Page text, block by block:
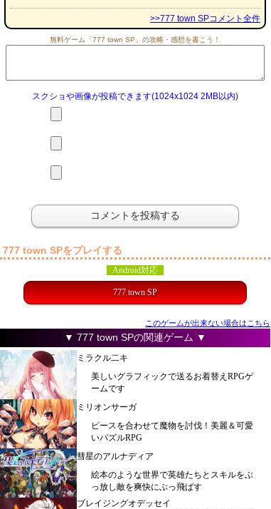
>>777 town SPコメント全件
無料ゲーム「777 town SP」の攻略・感想を書こう！
スクショや画像が投稿できます(1024x1024 2MB以内)
777 town SPをプレイする
Android対応
777 town SP
このゲームが出来ない場合はこちら
▼ 777 town SPの関連ゲーム ▼
ミラクル二キ
美しいグラフィックで送るお着替えRPGゲ
ームです
ミリオンサーガ
ピースを合わせて魔物を討伐！美麗＆可愛
いパズルRPG
彗星のアルナディア
絵本のような世界で英雄たちとスキルをぶ
っ放し敵を爽快にぶっ飛ばす
ブレイジングオデッセイ